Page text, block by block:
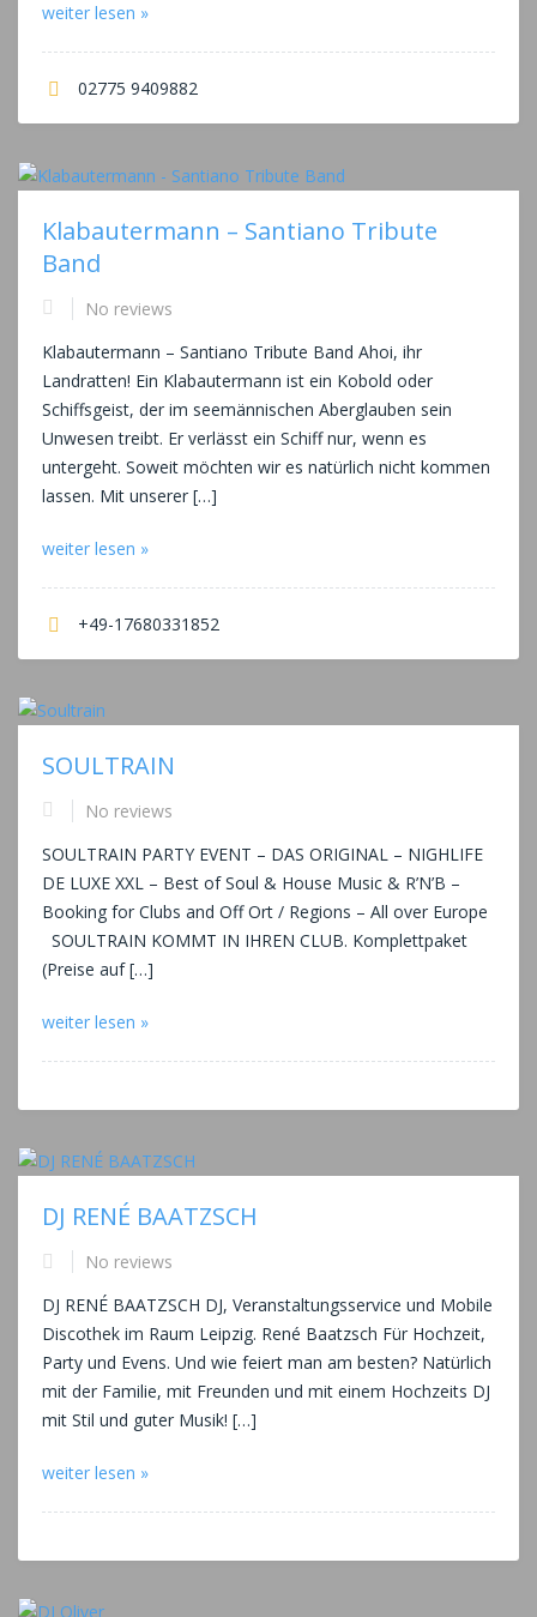
weiter lesen »
02775 9409882
Klabautermann – Santiano Tribute
Band
No reviews
Klabautermann – Santiano Tribute Band Ahoi, ihr
Landratten! Ein Klabautermann ist ein Kobold oder
Schiffsgeist, der im seemännischen Aberglauben sein
Unwesen treibt. Er verlässt ein Schiff nur, wenn es
untergeht. Soweit möchten wir es natürlich nicht kommen
lassen. Mit unserer […]
weiter lesen »
+49-17680331852
SOULTRAIN
No reviews
SOULTRAIN PARTY EVENT – DAS ORIGINAL – NIGHLIFE
DE LUXE XXL – Best of Soul & House Music & R’N’B –
Booking for Clubs and Off Ort / Regions – All over Europe
SOULTRAIN KOMMT IN IHREN CLUB. Komplettpaket
(Preise auf […]
weiter lesen »
DJ RENÉ BAATZSCH
No reviews
DJ RENÉ BAATZSCH DJ, Veranstaltungsservice und Mobile
Discothek im Raum Leipzig. René Baatzsch Für Hochzeit,
Party und Evens. Und wie feiert man am besten? Natürlich
mit der Familie, mit Freunden und mit einem Hochzeits DJ
mit Stil und guter Musik! […]
weiter lesen »